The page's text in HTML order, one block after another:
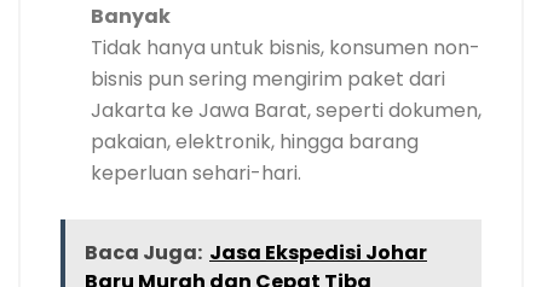
Banyak
Tidak hanya untuk bisnis, konsumen non-
bisnis pun sering mengirim paket dari
Jakarta ke Jawa Barat, seperti dokumen,
pakaian, elektronik, hingga barang
keperluan sehari-hari.
Baca Juga: Jasa Ekspedisi Johar